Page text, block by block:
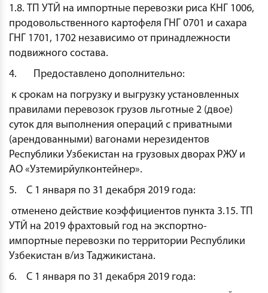
1.8. ТП УТЙ на импортные перевозки риса КНГ 1006,
продовольственного картофеля ГНГ 0701 и сахара
ГНГ 1701, 1702 независимо от принадлежности
подвижного состава.
4. Предоставлено дополнительно:
к срокам на погрузку и выгрузку установленных
правилами перевозок грузов льготные 2 (двое)
суток для выполнения операций с приватными
(арендованными) вагонами нерезидентов
Республики Узбекистан на грузовых дворах РЖУ и
АО «Узтемирйулконтейнер».
5. С 1 января по 31 декабря 2019 года:
отменено действие коэффициентов пункта 3.15. ТП
УТЙ на 2019 фрахтовый год на экспортно-
импортные перевозки по территории Республики
Узбекистан в/из Таджикистана.
6. С 1 января по 31 декабря 2019 года: